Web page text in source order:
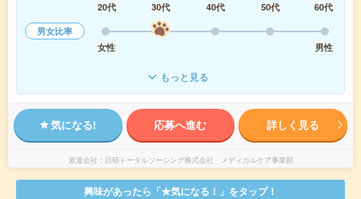
20代
30代 40代 50代
60代
男女比率
女性
男性
もっと見る
気になる! 応募へ進む 詳しく見る
派遣会社 日研トータルソーシング株式会社 メディカルケア事業部
興味があったら「★気になる！」をタップ！